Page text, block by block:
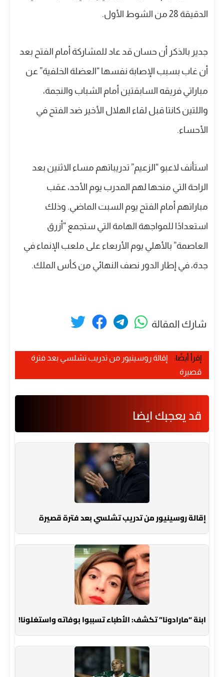
الدقيقة 28 من الشوط الأول.
جدير بالذكر أن حسان قد عاد للمشاركة أمام الفتح بعد
أن غاب بسبب الإصابة نفسها “العضلة الخلفية” عن
مباراتي فريقه السابقتين أمام الشباب والنجمة،
واللتين كانتا قبل لقاء الهلال الأخير ضد الفتح في
الأحساء.
استأنف لاعبو “الزعيم” تدريباتهم مساء الاثنين بعد
الراحة التي منحها لهم المدرب يوم الأحد، عقب
مباراتهم أمام الفتح يوم السبت الماضي. وذلك
استعدادًا للمواجهة الهامة التي ستجمع “أزرق
العاصمة” بالأهلي يوم الأربعاء على ملعب الإنماء في
جدة، في إطار الدور نصف النهائي من كأس الملك.
شارك المقالة
إقرأ أيضًا:
إقالة روسينيور من تدريب تشلسي بعد فترة
قصيرة
قد يعجبك ايضا
إقالة روسينيور من تدريب تشلسي بعد فترة قصيرة
ابنة “مارادونا” تكشف: الأطباء تسببوا بوفاته واستغلونا!